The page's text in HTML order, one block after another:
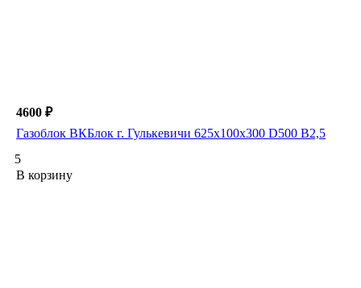
4600 ₽
Газоблок ВКБлок г. Гулькевичи 625х100х300 D500 B2,5
5
В корзину